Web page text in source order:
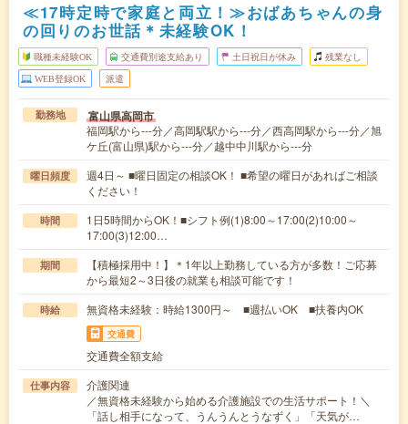
≪17時定時で家庭と両立！≫おばあちゃんの身
の回りのお世話＊未経験OK！
職種未経験OK 交通費別途支給あり 土日祝日が休み 残業なし
WEB登録OK 派遣
勤務地 富山県高岡市
福岡駅から---分／高岡駅駅から---分／西高岡駅から---分／旭
ケ丘(富山県)駅から---分／越中中川駅から---分
曜日頻度
週4日～ ■曜日固定の相談OK！ ■希望の曜日があればご相談
ください！
時間
1日5時間からOK！■シフト例(1)8:00～17:00(2)10:00～
17:00(3)12:00…
期間
【積極採用中！】＊1年以上勤務している方が多数！ご応募
から最短2～3日後の就業も相談可能です！
時給 無資格未経験：時給1300円～ ■週払いOK ■扶養内OK
交通費
交通費全額支給
仕事内容
介護関連
／無資格未経験から始める介護施設での生活サポート！＼
「話し相手になって、うんうんとうなずく」「天気が…